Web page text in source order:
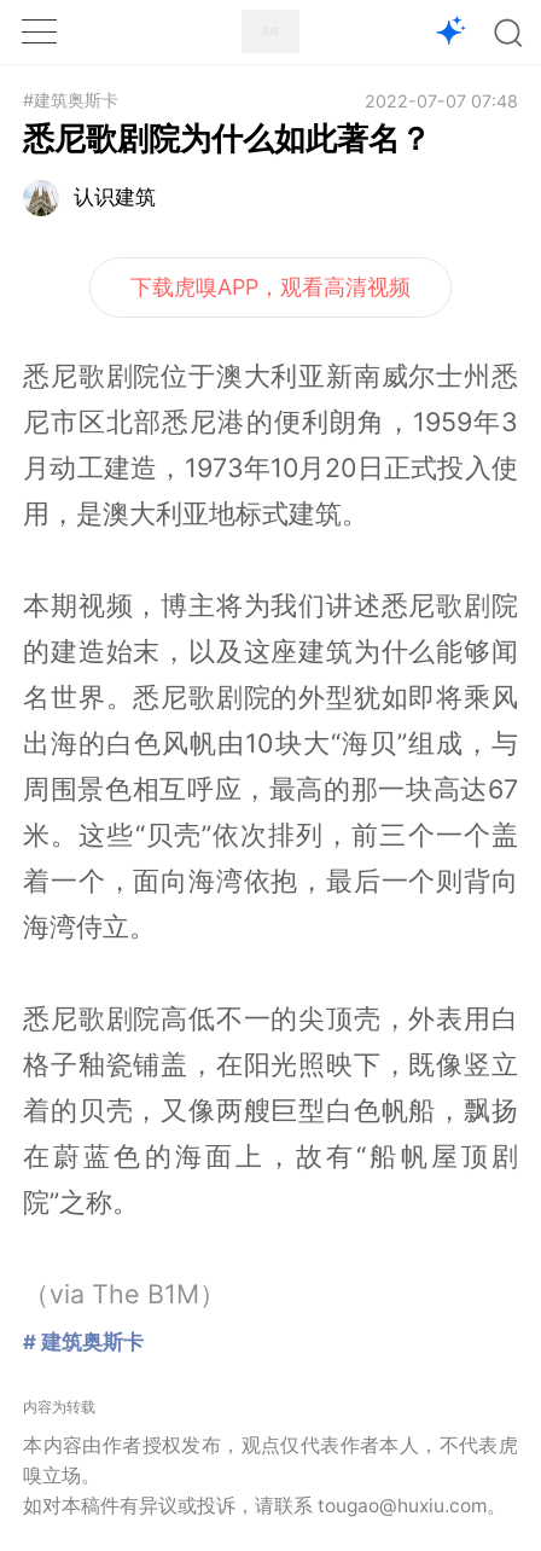
1X
#建筑奥斯卡 2022-07-07 07:48
悉尼歌剧院为什么如此著名？
认识建筑
下载虎嗅APP，观看高清视频
悉尼歌剧院位于澳大利亚新南威尔士州悉
尼市区北部悉尼港的便利朗角，1959年3
月动工建造，1973年10月20日正式投入使
用，是澳大利亚地标式建筑。
本期视频，博主将为我们讲述悉尼歌剧院
的建造始末，以及这座建筑为什么能够闻
名世界。悉尼歌剧院的外型犹如即将乘风
出海的白色风帆由10块大“海贝”组成，与
周围景色相互呼应，最高的那一块高达67
米。这些“贝壳”依次排列，前三个一个盖
着一个，面向海湾依抱，最后一个则背向
海湾侍立。
悉尼歌剧院高低不一的尖顶壳，外表用白
格子釉瓷铺盖，在阳光照映下，既像竖立
着的贝壳，又像两艘巨型白色帆船，飘扬
在蔚蓝色的海面上，故有“船帆屋顶剧
院”之称。
（via The B1M）
# 建筑奥斯卡
内容为转载
本内容由作者授权发布，观点仅代表作者本人，不代表虎
嗅立场。
如对本稿件有异议或投诉，请联系 tougao@huxiu.com。